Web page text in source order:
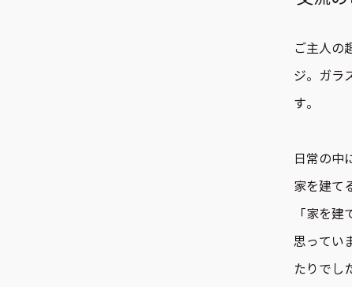
ご主人の
ジ。ガラ
す。
日常の中
家を建て
「家を
思ってい
たりでし